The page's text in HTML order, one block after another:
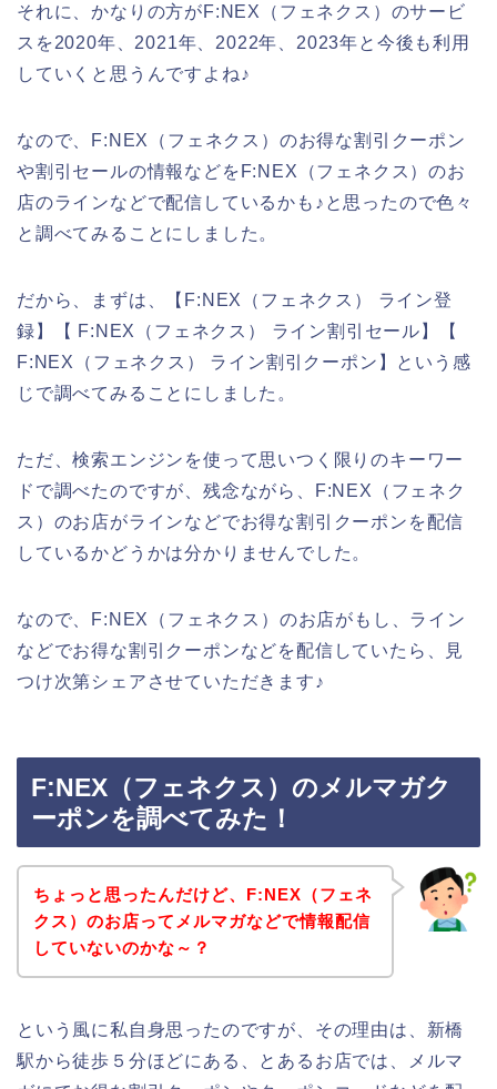
それに、かなりの方がF:NEX（フェネクス）のサービ
スを2020年、2021年、2022年、2023年と今後も利用
していくと思うんですよね♪
なので、F:NEX（フェネクス）のお得な割引クーポン
や割引セールの情報などをF:NEX（フェネクス）のお
店のラインなどで配信しているかも♪と思ったので色々
と調べてみることにしました。
だから、まずは、【F:NEX（フェネクス） ライン登
録】【 F:NEX（フェネクス） ライン割引セール】【
F:NEX（フェネクス） ライン割引クーポン】という感
じで調べてみることにしました。
ただ、検索エンジンを使って思いつく限りのキーワー
ドで調べたのですが、残念ながら、F:NEX（フェネク
ス）のお店がラインなどでお得な割引クーポンを配信
しているかどうかは分かりませんでした。
なので、F:NEX（フェネクス）のお店がもし、ライン
などでお得な割引クーポンなどを配信していたら、見
つけ次第シェアさせていただきます♪
F:NEX（フェネクス）のメルマガク
ーポンを調べてみた！
ちょっと思ったんだけど、F:NEX（フェネ
クス）のお店ってメルマガなどで情報配信
していないのかな～？
という風に私自身思ったのですが、その理由は、新橋
駅から徒歩５分ほどにある、とあるお店では、メルマ